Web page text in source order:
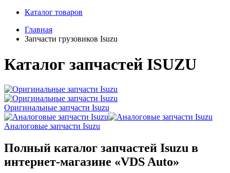
Каталог товаров
Главная
Запчасти грузовиков Isuzu
Каталог запчастей ISUZU
Оригинальные запчасти Isuzu
Аналоговые запчасти Isuzu
Полный каталог запчастей Isuzu в
интернет-магазине «VDS Auto»